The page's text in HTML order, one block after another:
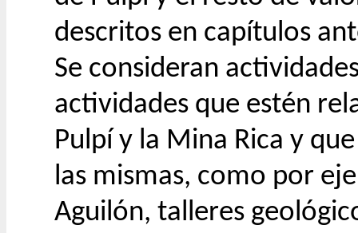
descritos en capítulos
Se consideran
actividades que estén
Pulpí y la Mina Rica y
las mismas, como por
Aguilón, talleres